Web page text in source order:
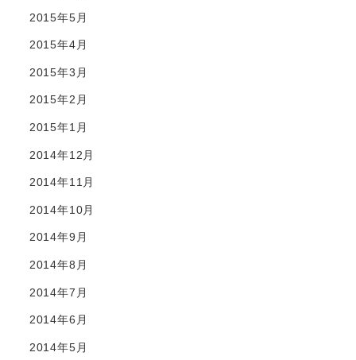
2015年5月
2015年4月
2015年3月
2015年2月
2015年1月
2014年12月
2014年11月
2014年10月
2014年9月
2014年8月
2014年7月
2014年6月
2014年5月